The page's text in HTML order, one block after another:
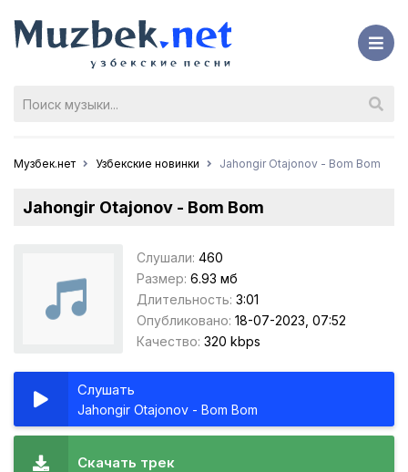
Музбек.нет Узбекские новинки Jahongir Otajonov - Bom Bom
Jahongir Otajonov - Bom Bom
Слушали: 460
Размер: 6.93 мб
Длительность: 3:01
Опубликовано: 18-07-2023, 07:52
Качество: 320 kbps
Слушать
Jahongir Otajonov - Bom Bom
Скачать трек